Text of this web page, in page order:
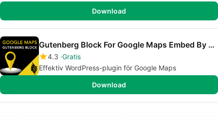
Download
Gutenberg Block For Google Maps Embed By Pantheon
4.3 Gratis
Effektiv WordPress-plugin för Google Maps
Download